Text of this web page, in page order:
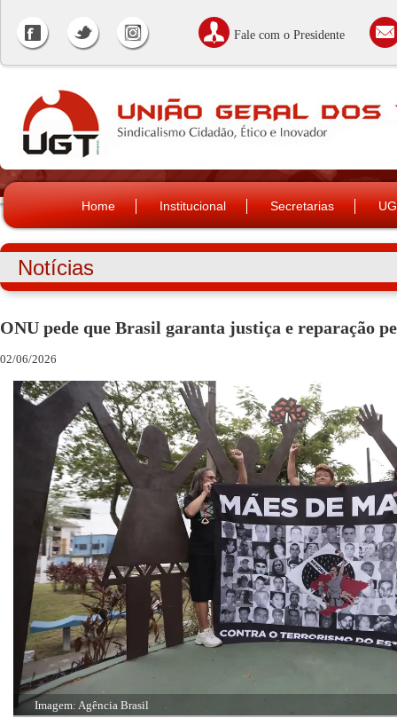
Fale com o Presidente
Home Institucional Secretarias
Notícias
ONU pede que Brasil garanta justiça e reparação
02/06/2026
Imagem: Agência Brasil